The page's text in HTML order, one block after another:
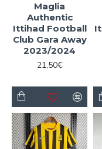
Maglia
Authentic
Ittihad Football
Club Gara Away
2023/2024
21,50€